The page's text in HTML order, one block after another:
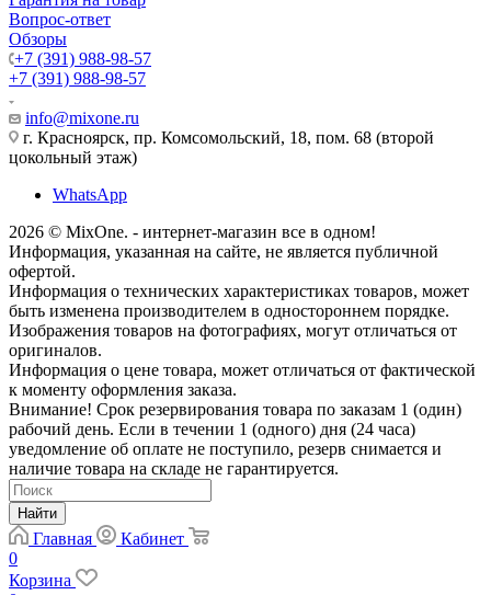
Вопрос-ответ
Обзоры
+7 (391) 988-98-57
+7 (391) 988-98-57
info@mixone.ru
г. Красноярск, пр. Комсомольский, 18, пом. 68 (второй
цокольный этаж)
WhatsApp
2026 © MixOne. - интернет-магазин все в одном!
Информация, указанная на сайте, не является публичной
офертой.
Информация о технических характеристиках товаров, может
быть изменена производителем в одностороннем порядке.
Изображения товаров на фотографиях, могут отличаться от
оригиналов.
Информация о цене товара, может отличаться от фактической
к моменту оформления заказа.
Внимание! Срок резервирования товара по заказам 1 (один)
рабочий день. Если в течении 1 (одного) дня (24 часа)
уведомление об оплате не поступило, резерв снимается и
наличие товара на складе не гарантируется.
Найти
Главная
Кабинет
0
Корзина